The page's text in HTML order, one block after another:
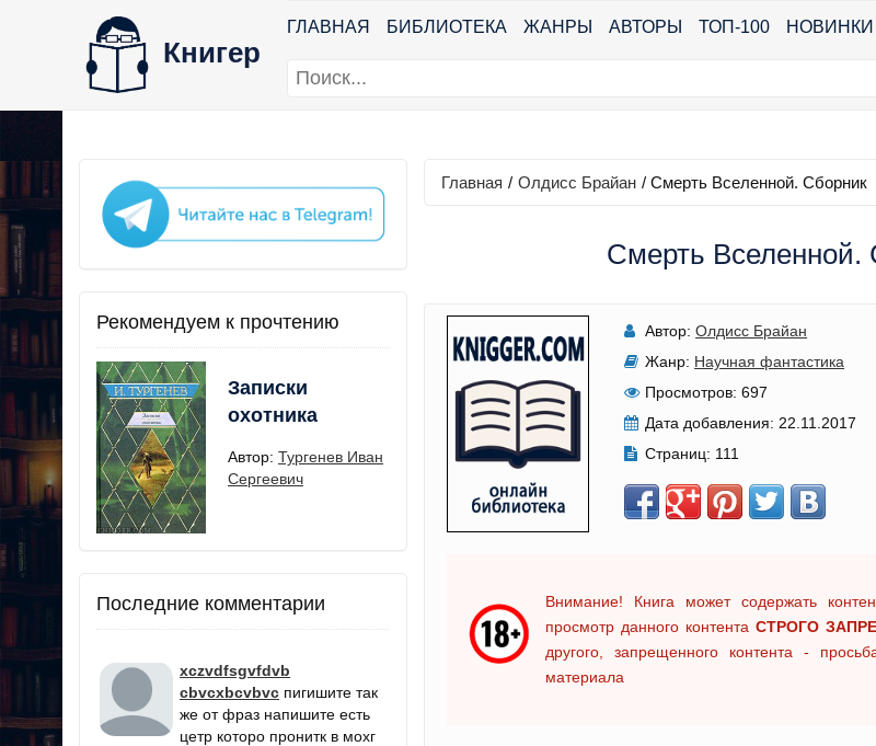
Книгер
ГЛАВНАЯ БИБЛИОТЕКА ЖАНРЫ АВТОРЫ ТОП-100 НОВИНКИ
Рекомендуем к прочтению
Записки
охотника
Автор: Тургенев Иван
Сергеевич
Последние комментарии
xczvdfsgvfdvb
cbvcxbcvbvc пигишите так
же от фраз напишите есть
цетр которо пронитк в мохг
Главная / Олдисс Брайан / Смерть Вселенной. Сборник
Смерть Вселенной.
Автор: Олдисс Брайан
Жанр: Научная фантастика
Просмотров: 697
Дата добавления: 22.11.2017
Страниц: 111
Внимание! Книга может содержать
просмотр данного контента СТРОГО
другого, запрещенного контента -
материала